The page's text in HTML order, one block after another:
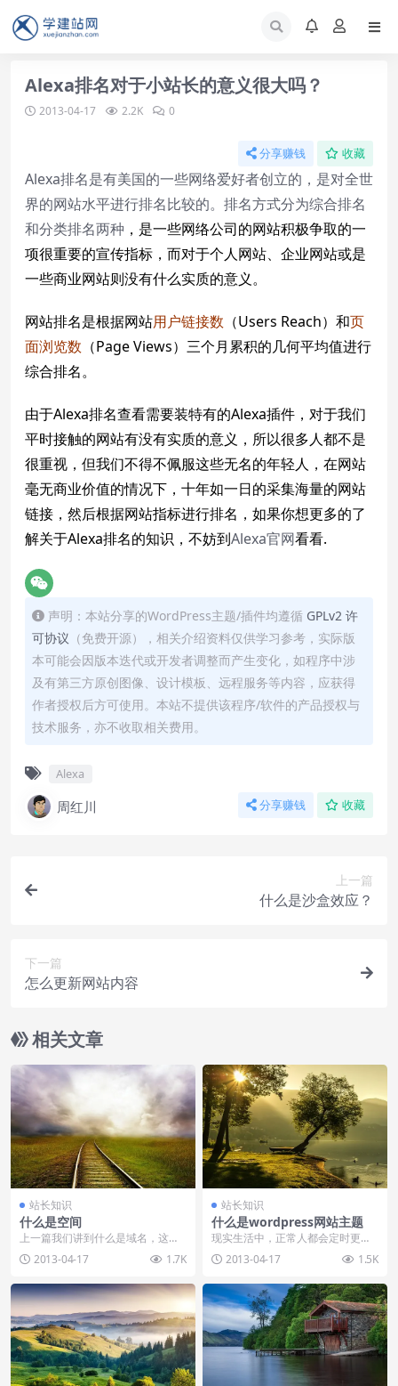
Alexa排名对于小站长的意义很大吗？
2013-04-17 2.2K 0
分享赚钱 收藏
Alexa排名是有美国的一些网络爱好者创立的，是对全世
界的网站水平进行排名比较的。排名方式分为综合排名
和分类排名两种 ，是一些网络公司的网站积极争取的一
项很重要的宣传指标，而对于个人网站、企业网站或是
一些商业网站则没有什么实质的意义。
网站排名是根据网站用户链接数 （Users Reach）和页
面浏览数 （Page Views）三个月累积的几何平均值进行
综合排名。
由于Alexa排名查看需要装特有的Alexa插件，对于我们
平时接触的网站有没有实质的意义，所以很多人都不是
很重视，但我们不得不佩服这些无名的年轻人，在网站
毫无商业价值的情况下，十年如一日的采集海量的网站
链接，然后根据网站指标进行排名，如果你想更多的了
解关于Alexa排名的知识，不妨到Alexa官网看看.
声明：本站分享的WordPress主题/插件均遵循 GPLv2 许
可协议 （免费开源），相关介绍资料仅供学习参考，实际版
本可能会因版本迭代或开发者调整而产生变化，如程序中涉
及有第三方原创图像、设计模板、远程服务等内容，应获得
作者授权后方可使用。本站不提供该程序/软件的产品授权与
技术服务，亦不收取相关费用。
Alexa
周红川 分享赚钱 收藏
上一篇
什么是沙盒效应？
下一篇
怎么更新网站内容
相关文章
站长知识
什么是空间
上一篇我们讲到什么是域名，这节
我们学习下空间的概念！ 在interne
t网上，每...
2013-04-17 1.7K
站长知识
什么是wordpress网站主题
现实生活中，正常人都会定时更换
衣服，因为四节在变换，天气在变
化，网站虽然感觉不到...
2013-04-17 1.5K